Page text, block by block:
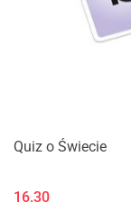
Quiz o Świecie
16.30